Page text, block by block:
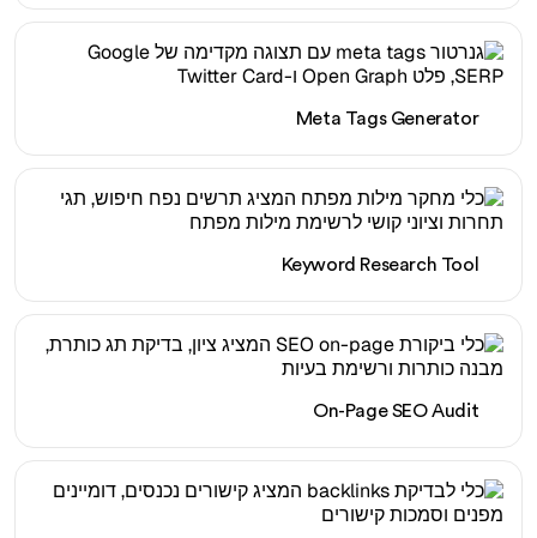
Meta Tags Generator
Keyword Research Tool
On-Page SEO Audit